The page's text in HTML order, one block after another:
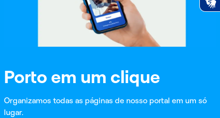
Porto em um clique
Organizamos todas as páginas de nosso portal em um só
lugar.